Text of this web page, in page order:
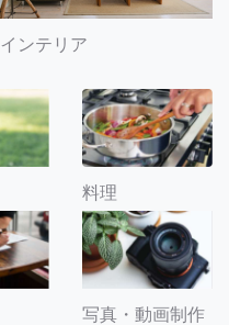
インテリア
料理
写真・動画制作